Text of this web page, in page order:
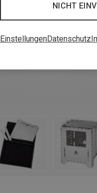
NICHT
EinstellungenDatenschutz